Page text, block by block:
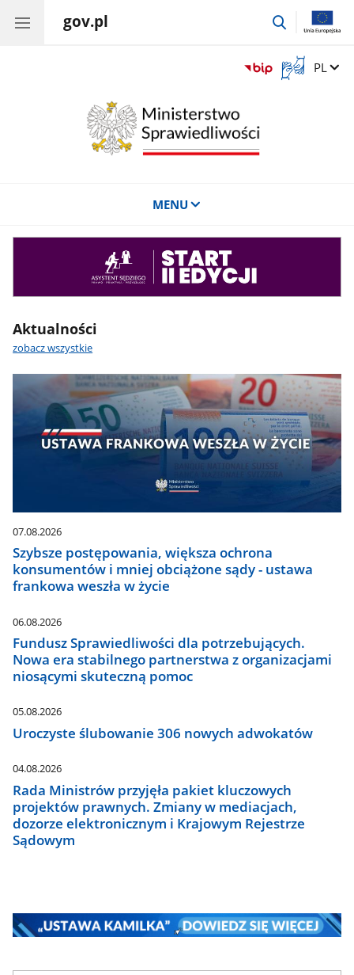
gov.pl
przejdź
Otwórz
okno
Zmień
PL
MENU
Aktualności
zobacz wszystkie
07.08.2026
Szybsze postępowania, większa ochrona
konsumentów i mniej obciążone sądy - ustawa
frankowa weszła w życie
06.08.2026
Fundusz Sprawiedliwości dla potrzebujących.
Nowa era stabilnego partnerstwa z organizacjami
niosącymi skuteczną pomoc
05.08.2026
Uroczyste ślubowanie 306 nowych adwokatów
04.08.2026
Rada Ministrów przyjęła pakiet kluczowych
projektów prawnych. Zmiany w mediacjach,
dozorze elektronicznym i Krajowym Rejestrze
Sądowym